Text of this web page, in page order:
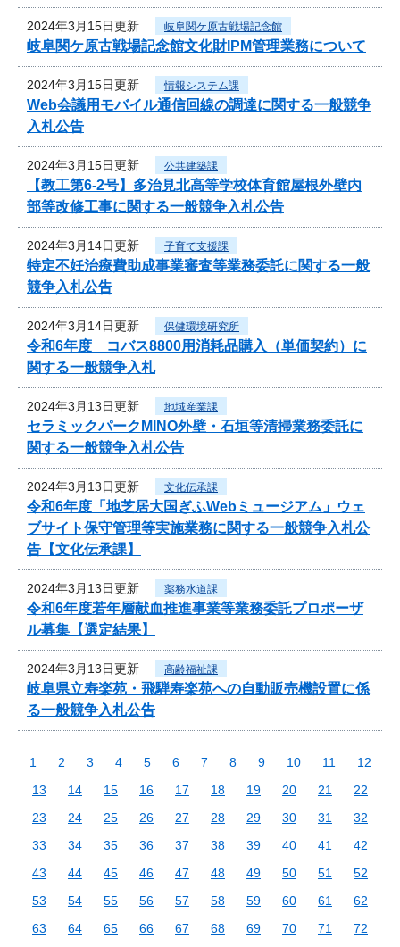
2024年3月15日更新 岐阜関ケ原古戦場記念館
岐阜関ケ原古戦場記念館文化財IPM管理業務について
2024年3月15日更新 情報システム課
Web会議用モバイル通信回線の調達に関する一般競争
入札公告
2024年3月15日更新 公共建築課
【教工第6-2号】多治見北高等学校体育館屋根外壁内
部等改修工事に関する一般競争入札公告
2024年3月14日更新 子育て支援課
特定不妊治療費助成事業審査等業務委託に関する一般
競争入札公告
2024年3月14日更新 保健環境研究所
令和6年度 コバス8800用消耗品購入（単価契約）に
関する一般競争入札
2024年3月13日更新 地域産業課
セラミックパークMINO外壁・石垣等清掃業務委託に
関する一般競争入札公告
2024年3月13日更新 文化伝承課
令和6年度「地芝居大国ぎふWebミュージアム」ウェ
ブサイト保守管理等実施業務に関する一般競争入札公
告【文化伝承課】
2024年3月13日更新 薬務水道課
令和6年度若年層献血推進事業等業務委託プロポーザ
ル募集【選定結果】
2024年3月13日更新 高齢福祉課
岐阜県立寿楽苑・飛騨寿楽苑への自動販売機設置に係
る一般競争入札公告
1 2 3 4 5 6 7 8 9 10 11
12
13
14 15 16 17 18 19 20 21
22
23
24 25 26 27 28 29 30 31
32
33
34 35 36 37 38 39 40 41
42
43
44 45 46 47 48 49 50 51
52
53
54 55 56 57 58 59 60 61
62
63
64 65 66 67 68 69 70 71
72